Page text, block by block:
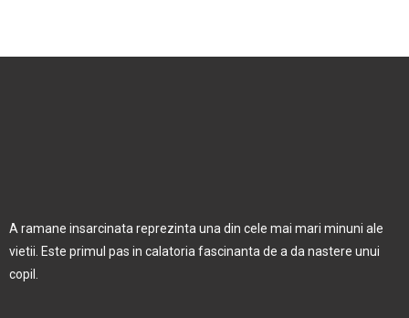
A ramane insarcinata reprezinta una din cele mai mari minuni ale
vietii. Este primul pas in calatoria fascinanta de a da nastere unui
copil.